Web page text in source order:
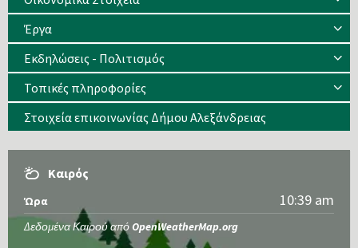
Έργα
Εκδηλώσεις - Πολιτισμός
Τοπικές πληροφορίες
Στοιχεία επικοινωνίας Δήμου Αλεξάνδρειας
Καιρός
Ώρα 10:39 am
Δεδομένα Καιρού από OpenWeatherMap.org